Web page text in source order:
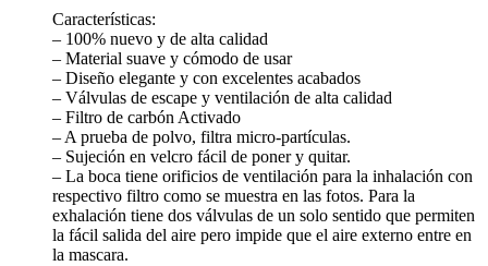
Características:
– 100% nuevo y de alta calidad
– Material suave y cómodo de usar
– Diseño elegante y con excelentes acabados
– Válvulas de escape y ventilación de alta calidad
– Filtro de carbón Activado
– A prueba de polvo, filtra micro-partículas.
– Sujeción en velcro fácil de poner y quitar.
– La boca tiene orificios de ventilación para la inhalación con
respectivo filtro como se muestra en las fotos. Para la
exhalación tiene dos válvulas de un solo sentido que permiten
la fácil salida del aire pero impide que el aire externo entre en
la mascara.